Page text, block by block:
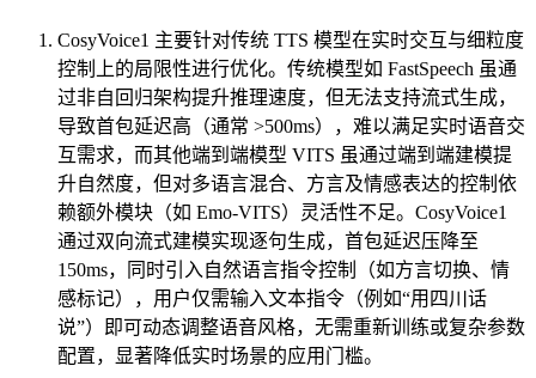
CosyVoice1 主要针对传统 TTS 模型在​​实时交互​​与​​细粒度
控制​​上的局限性进行优化。传统模型如 FastSpeech 虽通
过非自回归架构提升推理速度，但无法支持流式生成，
导致首包延迟高（通常 >500ms），难以满足实时语音交
互需求，而其他端到端模型 VITS 虽通过端到端建模提
升自然度，但对多语言混合、方言及情感表达的控制依
赖额外模块（如 Emo-VITS）灵活性不足。CosyVoice1
通过​​双向流式建模​​实现逐句生成，首包延迟压降至
150ms，同时引入​​自然语言指令控制​​（如方言切换、情
感标记），用户仅需输入文本指令（例如“用四川话
说”）即可动态调整语音风格，无需重新训练或复杂参数
配置，显著降低实时场景的应用门槛。